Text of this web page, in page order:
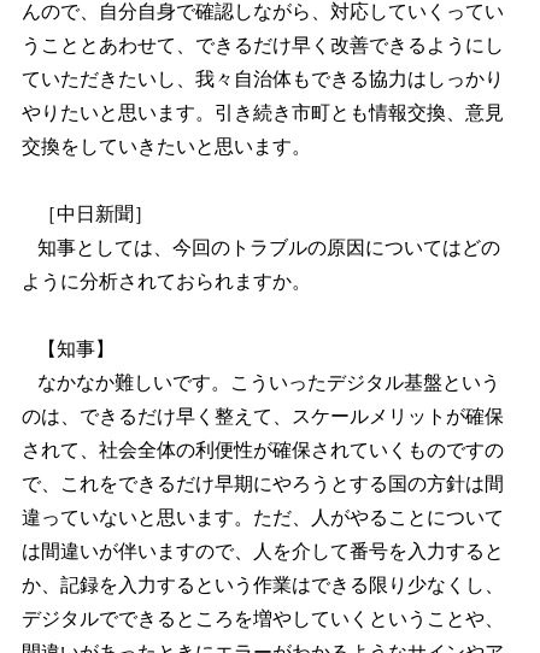
んので、自分自身で確認しながら、対応していくってい
うこととあわせて、できるだけ早く改善できるようにし
ていただきたいし、我々自治体もできる協力はしっかり
やりたいと思います。引き続き市町とも情報交換、意見
交換をしていきたいと思います。
［中日新聞］
知事としては、今回のトラブルの原因についてはどの
ように分析されておられますか。
【知事】
なかなか難しいです。こういったデジタル基盤という
のは、できるだけ早く整えて、スケールメリットが確保
されて、社会全体の利便性が確保されていくものですの
で、これをできるだけ早期にやろうとする国の方針は間
違っていないと思います。ただ、人がやることについて
は間違いが伴いますので、人を介して番号を入力すると
か、記録を入力するという作業はできる限り少なくし、
デジタルでできるところを増やしていくということや、